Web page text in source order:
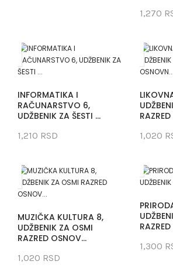
1,270
INFORMATIKA I
RAČUNARSTVO 6,
UDŽBENIK ZA ŠESTI ...
1,210 RSD 1,020
MUZIČKA KULTURA 8,
UDŽBENIK ZA OSMI
RAZRED OSNOV...
1,020 RSD
1,300